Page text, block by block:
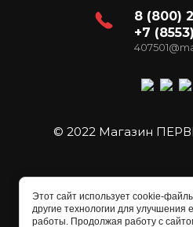
8 (800)
+7
© 2022 Магазин
Этот сайт использует cookie-
другие технологии для улучшения
работы. Продолжая работу с